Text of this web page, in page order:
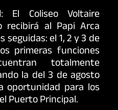
El Coliseo Voltaire
recibirá al Papi Arca
seguidas: el 1, 2 y 3 de
primeras funciones
totalmente
la del 3 de agosto
oportunidad para los
Puerto Principal.